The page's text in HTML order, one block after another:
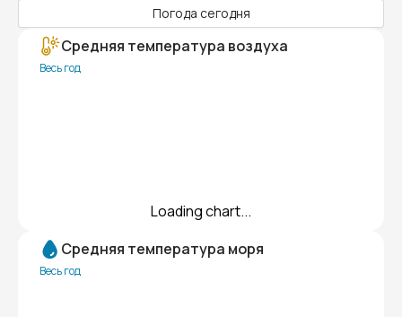
Погода сегодня
Средняя температура воздуха
Весь год
Loading chart...
Средняя температура моря
Весь год